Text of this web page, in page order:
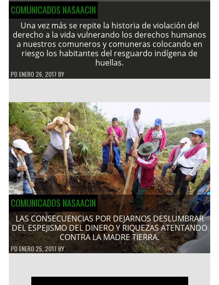
COMUNICADOS NASAACIN
Una vez más se repite la historia de violación del
derecho a la vida vulnerando los derechos humanos
a nuestros comuneros y comuneras colocando en
riesgo los habitantes del resguardo indígena de
huellas.
PD ENERO 26, 2017 BY
COMUNICADOS NASAACIN
LAS CONSECUENCIAS POR DEJARNOS DESLUMBRAR
DEL ESPEJISMO DEL DINERO Y RIQUEZAS ATENTANDO
CONTRA LA MADRE TIERRA.
PDENERO 25, 2017BY